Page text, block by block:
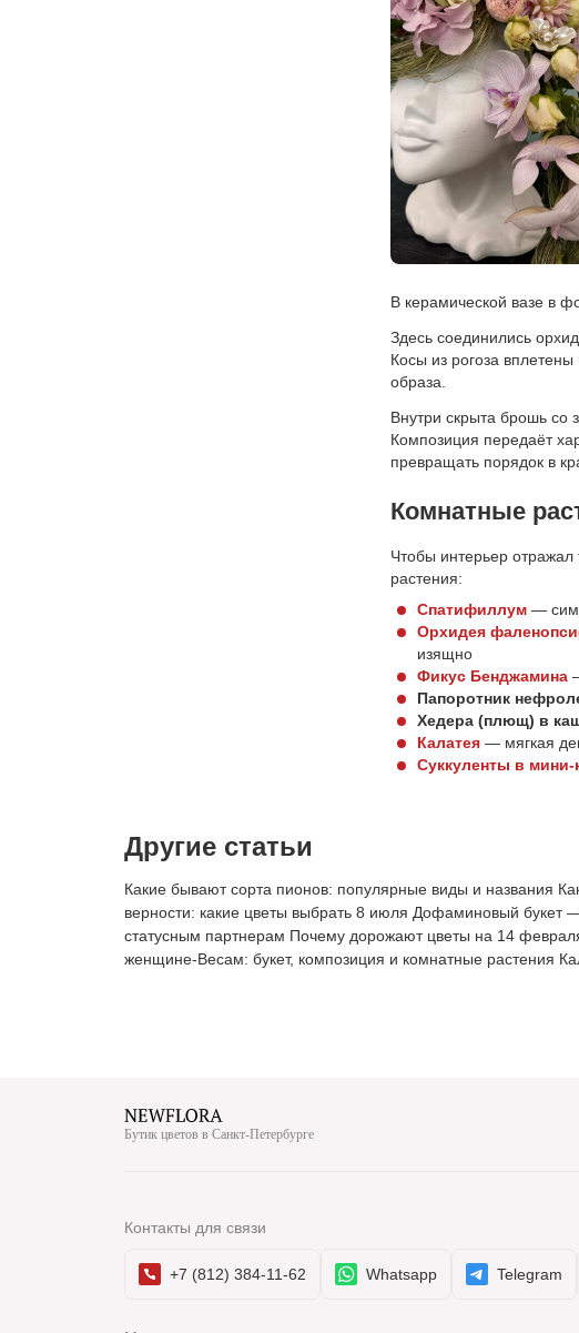
В керамической вазе в
Здесь соединились
Косы из рогоза
образа.
Внутри скрыта брошь со
Композиция передаёт
превращать порядок в
Комнатные
Чтобы интерьер
растения:
Спатифиллум —
Орхидея
изящно
Фикус Бенджамина
Папоротник
Хедера (плющ) в
Калатея — мягкая
Суккуленты в мини-
Другие статьи
Какие бывают сорта пионов: популярные виды и названия
верности: какие цветы выбрать 8 июля Дофаминовый букет —
статусным партнерам Почему дорожают цветы на 14
женщине-Весам: букет, композиция и комнатные растения
Бутик цветов в Санкт-Петербурге
Контакты для связи
+7 (812) 384-11-62 Whatsapp Telegram